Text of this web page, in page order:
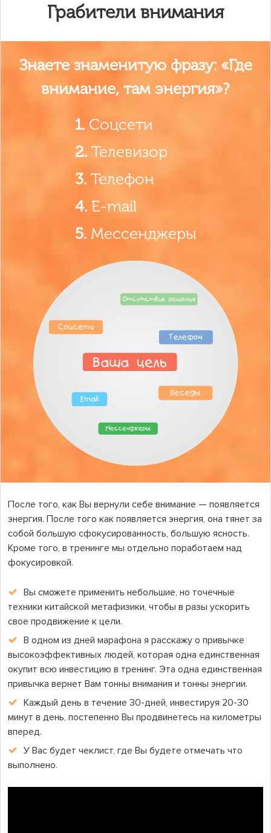
Грабители внимания
Знаете знаменитую фразу: «Где
внимание, там энергия»?
1.Соцсети
2.Телевизор
3.Телефон
4.E-mail
5.Мессенджеры
После того, как Вы вернули себе внимание — появляется
энергия. После того как появляется энергия, она тянет за
собой большую сфокусированность, большую ясность.
Кроме того, в тренинге мы отдельно поработаем над
фокусировкой.
Вы сможете применить небольшие, но точечные
техники китайской метафизики, чтобы в разы ускорить
свое продвижение к цели.
В одном из дней марафона я расскажу о привычке
высокоэффективных людей, которая одна единственная
окупит всю инвестицию в тренинг. Эта одна единственная
привычка вернет Вам тонны внимания и тонны энергии.
Каждый день в течение 30-дней, инвестируя 20-30
минут в день, постепенно Вы продвинетесь на километры
вперед.
У Вас будет чеклист, где Вы будете отмечать что
выполнено.